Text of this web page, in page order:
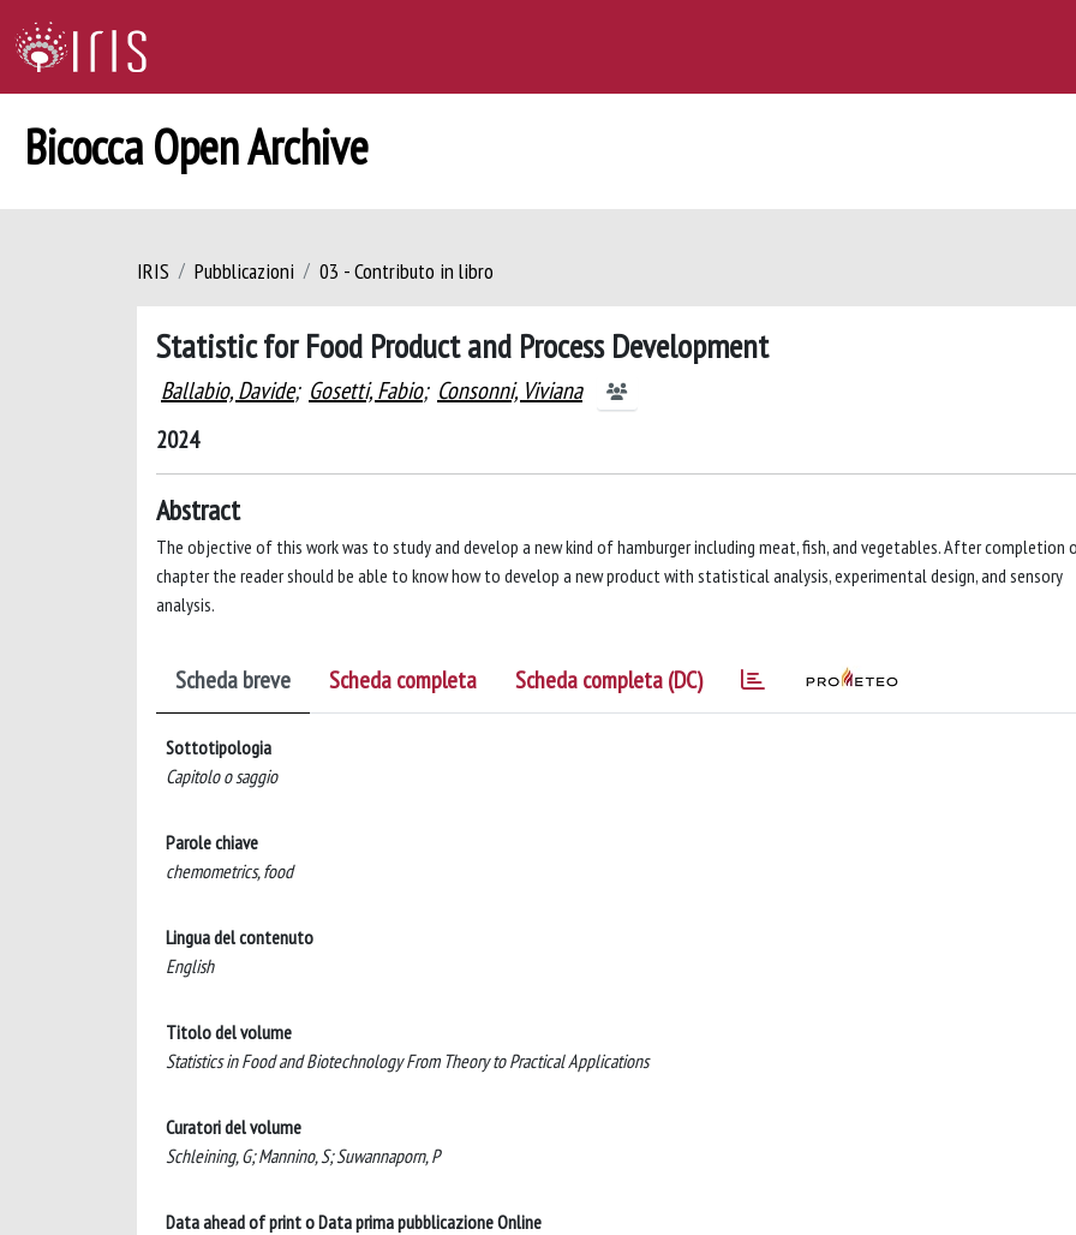
Bicocca Open Archive
IRIS Pubblicazioni 03 - Contributo in libro
Statistic for Food Product and Process Development
Ballabio, Davide; Gosetti, Fabio; Consonni, Viviana
2024
Abstract
The objective of this work was to study and develop a new kind of hamburger including meat, fish, and vegetables. After completion
chapter the reader should be able to know how to develop a new product with statistical analysis, experimental design, and sensory
analysis.
Scheda breve Scheda completa Scheda completa (DC)
Sottotipologia
Capitolo o saggio
Parole chiave
chemometrics, food
Lingua del contenuto
English
Titolo del volume
Statistics in Food and Biotechnology From Theory to Practical Applications
Curatori del volume
Schleining, G; Mannino, S; Suwannaporn, P
Data ahead of print o Data prima pubblicazione Online